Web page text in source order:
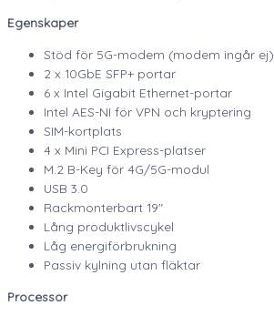
Egenskaper
Stöd för 5G-modem (modem ingår ej)
2 x 10GbE SFP+ portar
6 x Intel Gigabit Ethernet-portar
Intel AES-NI för VPN och kryptering
SIM-kortplats
4 x Mini PCI Express-platser
M.2 B-Key för 4G/5G-modul
USB 3.0
Rackmonterbart 19″
Lång produktlivscykel
Låg energiförbrukning
Passiv kylning utan fläktar
Processor